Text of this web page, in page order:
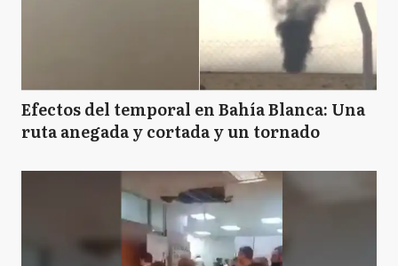
Efectos del temporal en Bahía Blanca: Una
ruta anegada y cortada y un tornado